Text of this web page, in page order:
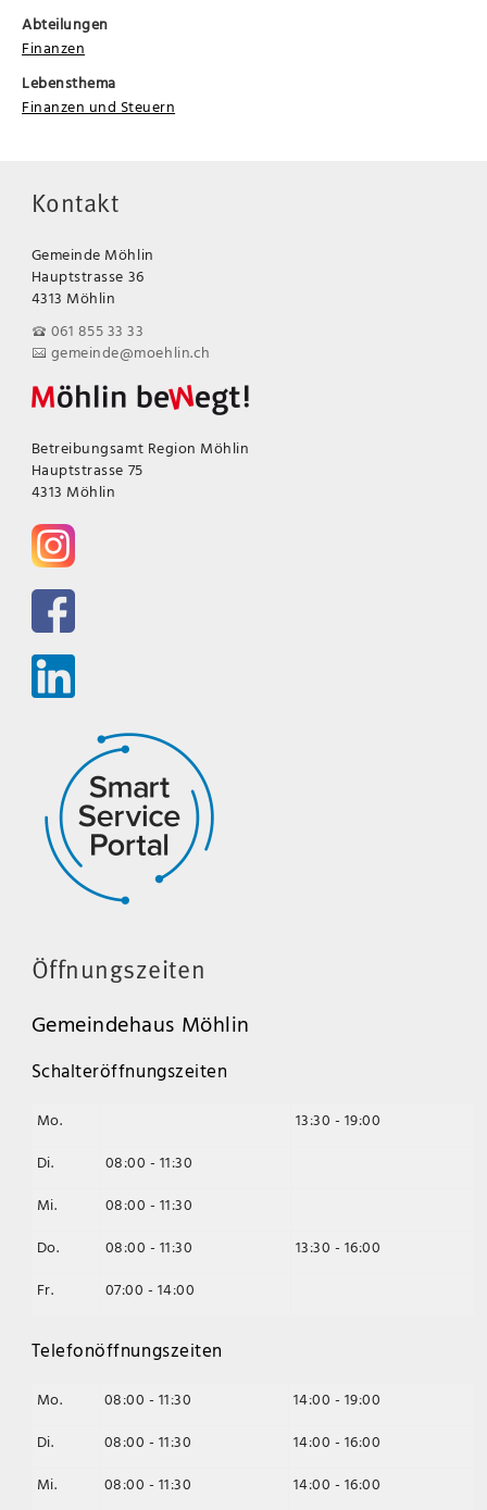
Abteilungen
Finanzen
Lebensthema
Finanzen und Steuern
Kontakt
Gemeinde Möhlin
Hauptstrasse 36
4313 Möhlin
061 855 33 33
gemeinde@moehlin.ch
Betreibungsamt Region Möhlin
Hauptstrasse 75
4313 Möhlin
Öffnungszeiten
Gemeindehaus Möhlin
Schalteröffnungszeiten
Mo.
13:30 - 19:00
Di.
08:00 - 11:30
Mi.
08:00 - 11:30
Do.
08:00 - 11:30
13:30 - 16:00
Fr.
07:00 - 14:00
Telefonöffnungszeiten
Mo. 08:00 - 11:30
14:00 - 19:00
Di.
08:00 - 11:30
14:00 - 16:00
Mi.
08:00 - 11:30
14:00 - 16:00